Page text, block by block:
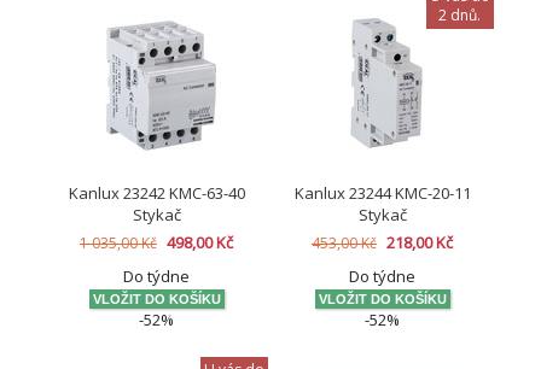
Kanlux 23242 KMC-63-40
Stykač
1 035,00 Kč 498,00 Kč
Do týdne
-52%
2 dnů.
Kanlux 23244 KMC-20-11
Stykač
453,00 Kč 218,00 Kč
Do týdne
-52%